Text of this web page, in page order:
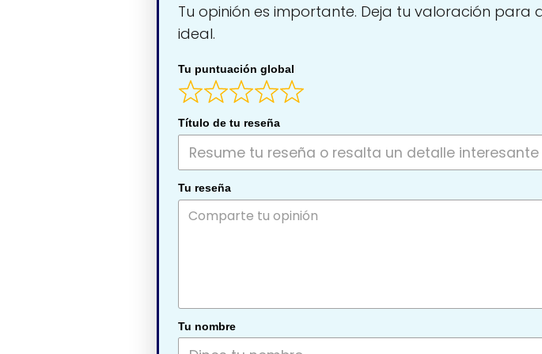
Tu opinión es importante. Deja tu valoración
ideal.
Tu puntuación global
Título de tu reseña
Tu reseña
Tu nombre